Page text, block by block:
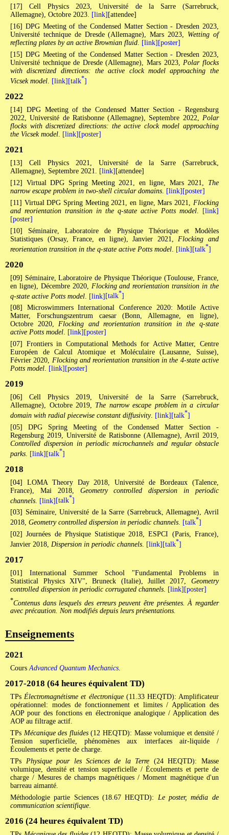
[17] Cell Physics 2023, Université de la Sarre (Sarrebruck,
Allemagne), Octobre 2023. [link] [attendee]
[16] DPG Meeting of the Condensed Matter Section - Dresden 2023,
Université technique de Dresde (Allemagne), Mars 2023, Wetting of
reflecting plates by an active Brownian fluid. [link] [poster]
[15] DPG Meeting of the Condensed Matter Section - Dresden 2023,
Université technique de Dresde (Allemagne), Mars 2023,Polar flocks
with discretized directions: the active clock model approaching the
Vicsek model
[link] [talk*]
2022
[14] DPG Meeting of the Condensed Matter Section - Regensburg
2022, Université de Ratisbonne (Allemagne), Septembre 2022, Polar
flocks with discretized directions: the active clock model approaching
the Vicsek model
[link] [poster]
2021
[13] Cell Physics 2021, Université de la Sarre (Sarrebruck,
Allemagne), Septembre 2021.
[link] [attendee]
[12] Virtual DPG Spring Meeting 2021, en ligne, Mars 2021, The
narrow escape problem in two-shell circular domains
[link] [poster]
[11] Virtual DPG Spring Meeting 2021, en ligne, Mars 2021, Flocking
and reorientation transition in the q-state active Potts model.
[link]
[poster]
[10] Séminaire, Laboratoire de Physique Théorique et Modèles
Statistiques (Orsay, France, en ligne), Janvier 2021, Flocking and
reorientation transition in the q-state active Potts model [link][talk*]
2020
[09] Séminaire, Laboratoire de Physique Théorique (Toulouse, France,
en ligne), Décembre 2020, Flocking and reorientation transition in the
q-state active Potts model [link] [talk*]
[08] Microswimmers International Conference 2020: Motile Active
Matter, Forschungszentrum caesar (Bonn, Allemagne, en ligne),
Octobre 2020,Flocking and reorientation transition in the q-state
active Potts model. [link] [poster]
[07] Frontiers in Computational Methods for Active Matter, Centre
Européen de Calcul Atomique et Moléculaire (Lausanne, Suisse),
Février 2020, Flocking and reorientation transition in the 4-state active
Potts model. [link] [poster]
2019
[06] Cell Physics 2019, Université de la Sarre (Sarrebruck,
Allemagne), Octobre 2019, The narrow escape problem in a circular
domain with radial piecewise constant diffusivity. [link] [talk*]
[05] DPG Spring Meeting of the Condensed Matter Section -
Regensburg 2019, Université de Ratisbonne (Allemagne), Avril 2019,
Controlled dispersion in periodic microchannels and regular obstacle
parks [link][talk*]
2018
[04] LOMA Theory Day 2018, Université de Bordeaux (Talence,
France), Mai 2018, Geometry controlled dispersion in periodic
channels [link] [talk*]
[03] Séminaire, Université de la Sarre (Sarrebruck, Allemagne), Avril
2018,Geometry controlled dispersion in periodic channels [talk*]
[02] Journées de Physique Statistique 2018, ESPCI (Paris, France),
Janvier 2018, Dispersion in periodic channels [link][talk*]
2017
[01] International Summer School "Fundamental Problems in
Statistical Physics XIV", Bruneck (Italie), Juillet 2017, Geometry
controlled dispersion in periodic corrugated channels [link][poster]
*Contenus dans lesquels des erreurs peuvent être présentes. À regarder
avec précaution. Non modifiés depuis leurs présentations.
Enseignements
2021
CoursAdvanced Quantum Mechanics.
2017-2018 (64 heures équivalent TD)
TPsÉlectromagnétisme et électronique(11.33 HEQTD): Amplificateur
opérationnel: modes de fonctionnement et limites / Application des
AOP pour des fonctions en électronique analogique / Application des
AOP au filtrage actif.
TPs Mécanique des fluides(12 HEQTD): Masse volumique et densité /
Tension superficielle, phénomènes aux interfaces air-liquide /
Écoulements et perte de charge.
TPs Physique pour les Sciences de la Terre (24 HEQTD): Masse
volumique, densité et tension superficielle / Écoulements et perte de
charge / Mesures de champs magnétiques / Moment magnétique d'un
barreau aimanté.
Méthodologie partie Sciences (18.67 HEQTD): Le poster, média de
communication scientifique.
2016 (24 heures équivalent TD)